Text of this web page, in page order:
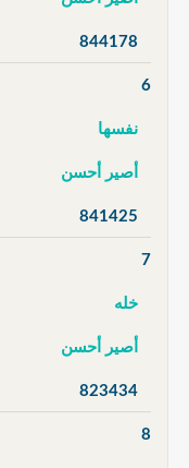
844178
6
نفسها
أصير أحسن
841425
7
خله
أصير أحسن
823434
8